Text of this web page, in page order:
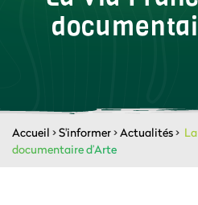
Accueil >S'informer>Actualités>
documentaire d’Arte